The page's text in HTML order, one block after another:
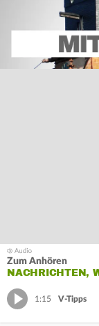
Zum Anhören
NACHRICHTEN,
1:15 V-Tipps